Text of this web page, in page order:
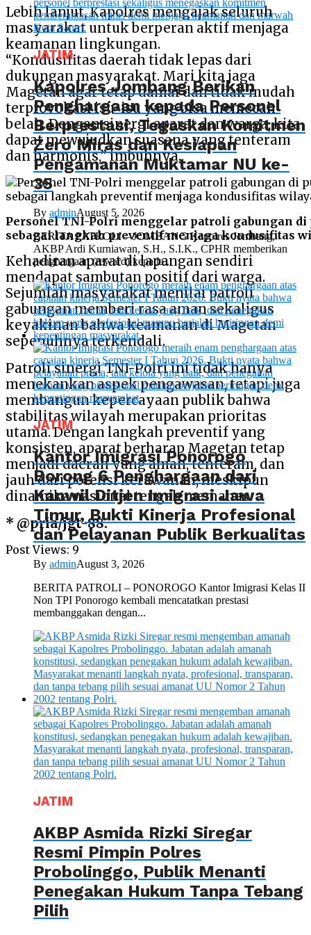
Lebih lanjut, Kapolres mengajak seluruh
masyarakat untuk berperan aktif menjaga
keamanan lingkungan.
“Kondusifitas daerah tidak lepas dari
dukungan masyarakat. Mari kita jaga
Magetan agar tetap damai dan tidak mudah
terprovokasi isu-isu yang bisa memecah
belah. Dengan sinergi aparat dan warga, kita
dapat mewujudkan suasana yang tenteram
dan harmonis,” imbuhnya.
Personel TNI-Polri menggelar patroli gabungan di
sebagai langkah preventif menjaga kondusifitas
Kehadiran aparat di lapangan sendiri
mendapat sambutan positif dari warga.
Sejumlah masyarakat menilai patroli
gabungan memberi rasa aman sekaligus
keyakinan bahwa keamanan di Magetan
sepenuhnya terkendali.
Patroli sinergi TNI-Polri ini tidak hanya
menekankan aspek pengawasan, tetapi juga
membangun kepercayaan publik bahwa
stabilitas wilayah merupakan prioritas
utama. Dengan langkah preventif yang
konsisten, aparat berharap Magetan tetap
menjadi daerah yang aman, tenteram, dan
jauh dari potensi kerawanan, meskipun
dinamika nasional tengah memanas.
* @pria/jgt-88.
Post Views: 9
JATIM
Kapolres Jombang Berikan
Penghargaan kepada Personel
Berprestasi, Tegaskan Komitmen
Zero Miras dan Kesiapan
Pengamanan Muktamar NU ke-
35
By adminAugust 5, 2026
BERITA PATROLI – JOMBANG Kapolres Jombang,
AKBP Ardi Kurniawan, S.H., S.I.K., CPHR memberikan
penghargaan (reward) kepada...
JATIM
Kantor Imigrasi Ponorogo
Borong 6 Penghargaan dari
Kanwil Ditjen Imigrasi Jawa
Timur, Bukti Kinerja Profesional
dan Pelayanan Publik Berkualitas
By adminAugust 3, 2026
BERITA PATROLI – PONOROGO Kantor Imigrasi Kelas II
Non TPI Ponorogo kembali mencatatkan prestasi
membanggakan dengan...
JATIM
AKBP Asmida Rizki Siregar
Resmi Pimpin Polres
Probolinggo, Publik Menanti
Penegakan Hukum Tanpa Tebang
Pilih